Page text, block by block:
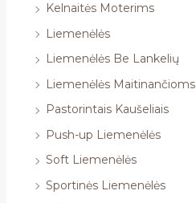
Kelnaitės Moterims
Liemenėlės
Liemenėlės Be Lankelių
Liemenėlės Maitinančioms
Pastorintais Kaušeliais
Push-up Liemenėlės
Soft Liemenėlės
Sportinės Liemenėlės